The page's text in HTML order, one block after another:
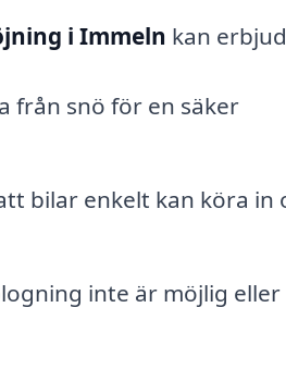
i Immeln kan
från snö för en säker
bilar enkelt kan köra in
inte är möjlig eller